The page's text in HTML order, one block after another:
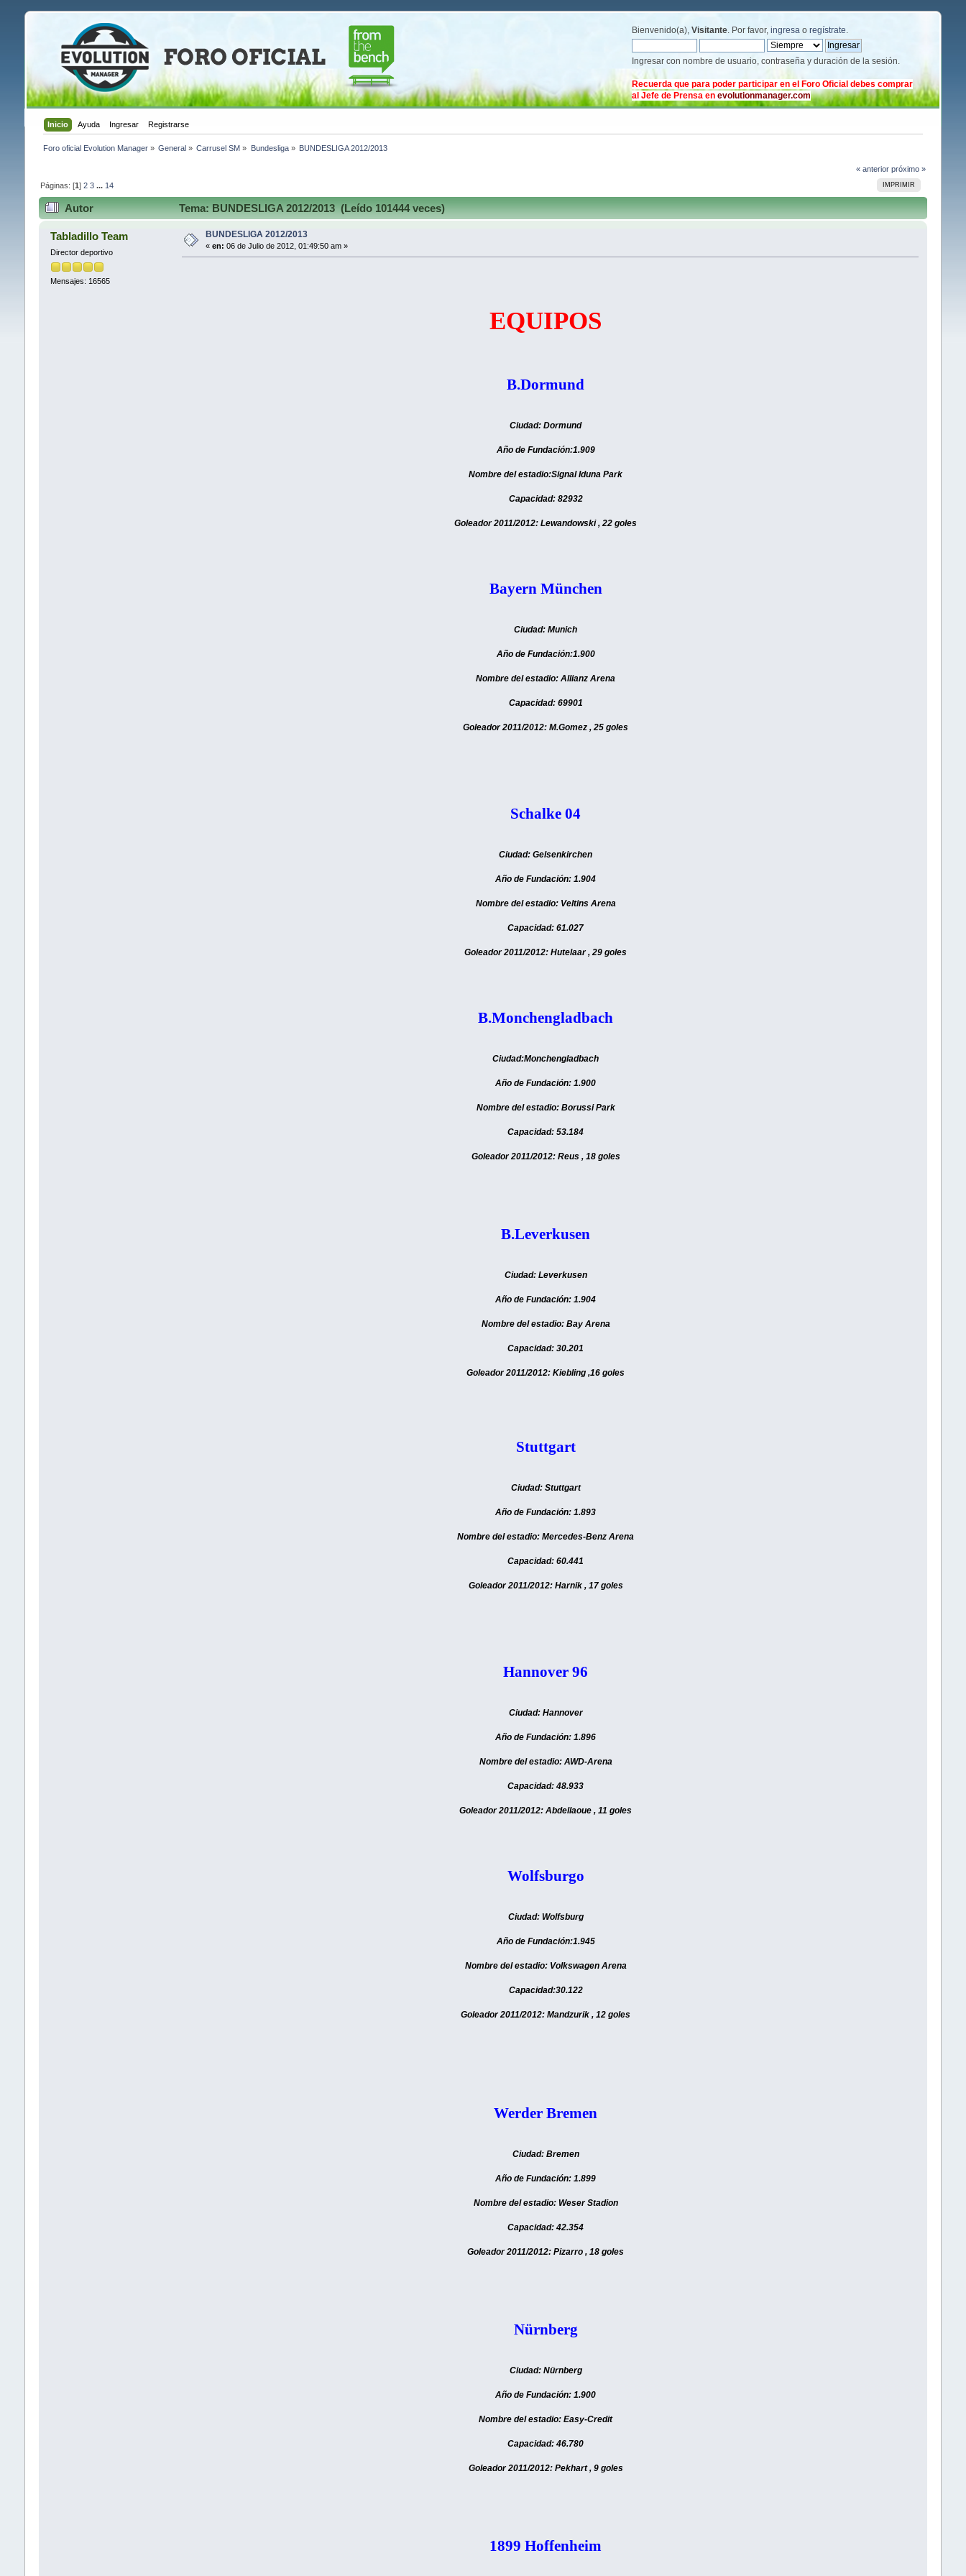
Bienvenido(a),Visitante. Por favor,ingresa oregístrate.
Ingresar con nombre de usuario, contraseña y duración de la sesión.
Recuerda que para poder participar en el Foro Oficial debes comprar
al Jefe de Prensa enevolutionmanager.com
Inicio Ayuda Ingresar Registrarse
Foro oficial Evolution Manager» General » Carrusel SM » Bundesliga» BUNDESLIGA 2012/2013
« anterior próximo »
IMPRIMIR
Páginas: [1] 2 3 ... 14
Autor Tema: BUNDESLIGA 2012/2013 (Leído 101444 veces)
Tabladillo Team
Director deportivo
Mensajes: 16565
BUNDESLIGA 2012/2013
« en: 06 de Julio de 2012, 01:49:50 am »
EQUIPOS
B.Dormund
Ciudad: Dormund
Año de Fundación:1.909
Nombre del estadio:Signal Iduna Park
Capacidad: 82932
Goleador 2011/2012: Lewandowski , 22 goles
Bayern München
Ciudad: Munich
Año de Fundación:1.900
Nombre del estadio: Allianz Arena
Capacidad: 69901
Goleador 2011/2012: M.Gomez , 25 goles
Schalke 04
Ciudad: Gelsenkirchen
Año de Fundación: 1.904
Nombre del estadio: Veltins Arena
Capacidad: 61.027
Goleador 2011/2012: Hutelaar , 29 goles
B.Monchengladbach
Ciudad:Monchengladbach
Año de Fundación: 1.900
Nombre del estadio: Borussi Park
Capacidad: 53.184
Goleador 2011/2012: Reus , 18 goles
B.Leverkusen
Ciudad: Leverkusen
Año de Fundación: 1.904
Nombre del estadio: Bay Arena
Capacidad: 30.201
Goleador 2011/2012: Kiebling ,16 goles
Stuttgart
Ciudad: Stuttgart
Año de Fundación: 1.893
Nombre del estadio: Mercedes-Benz Arena
Capacidad: 60.441
Goleador 2011/2012: Harnik , 17 goles
Hannover 96
Ciudad: Hannover
Año de Fundación: 1.896
Nombre del estadio: AWD-Arena
Capacidad: 48.933
Goleador 2011/2012: Abdellaoue , 11 goles
Wolfsburgo
Ciudad: Wolfsburg
Año de Fundación:1.945
Nombre del estadio: Volkswagen Arena
Capacidad:30.122
Goleador 2011/2012: Mandzurik , 12 goles
Werder Bremen
Ciudad: Bremen
Año de Fundación: 1.899
Nombre del estadio: Weser Stadion
Capacidad: 42.354
Goleador 2011/2012: Pizarro , 18 goles
Nürnberg
Ciudad: Nürnberg
Año de Fundación: 1.900
Nombre del estadio: Easy-Credit
Capacidad: 46.780
Goleador 2011/2012: Pekhart , 9 goles
1899 Hoffenheim